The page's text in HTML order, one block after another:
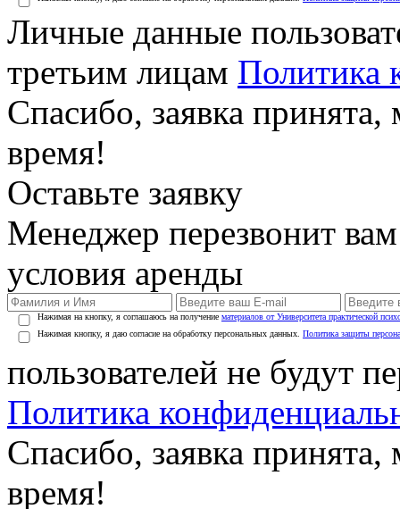
Личные данные
третьим лицам Политика
Спасибо, заявка
время!
Оставьте заявку
Менеджер перезвонит
условия аренды
Нажимая на кнопку, я соглашаюсь на получение материалов от Университета практической
Нажимая кнопку, я даю согласие на обработку персональных данных. Политика защиты
пользователей не будут
Политика
Спасибо, заявка
время!